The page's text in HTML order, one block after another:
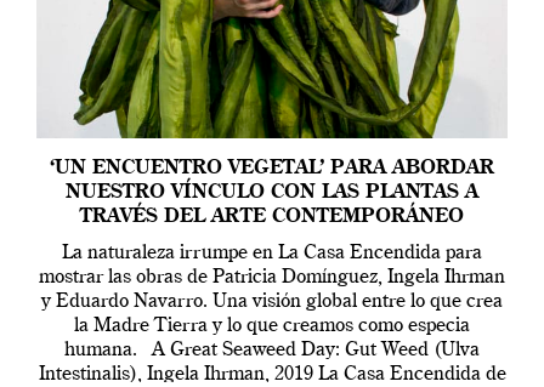
‘UN ENCUENTRO VEGETAL’ PARA ABORDAR
NUESTRO VÍNCULO CON LAS PLANTAS A
TRAVÉS DEL ARTE CONTEMPORÁNEO
La naturaleza irrumpe en La Casa Encendida para
mostrar las obras de Patricia Domínguez, Ingela Ihrman
y Eduardo Navarro. Una visión global entre lo que crea
la Madre Tierra y lo que creamos como especia
humana. A Great Seaweed Day: Gut Weed (Ulva
Intestinalis), Ingela Ihrman, 2019 La Casa Encendida de